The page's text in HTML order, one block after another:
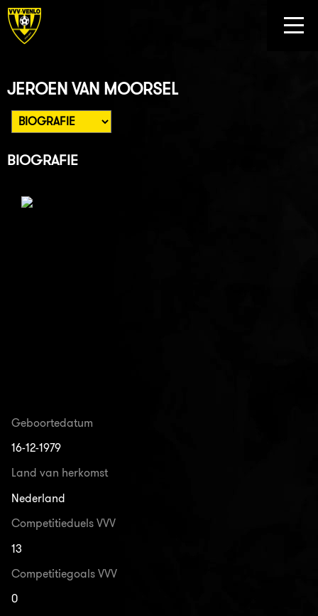
JEROEN VAN MOORSEL
BIOGRAFIE
Geboortedatum
16-12-1979
Land van herkomst
Nederland
Competitieduels VVV
13
Competitiegoals VVV
0